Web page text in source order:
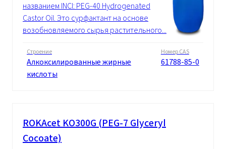
названием INCI: PEG-40 Hydrogenated
Castor Oil. Это сурфактант на основе
возобновляемого сырья растительного...
Строение
Алкоксилированные жирные
кислоты
Номер CAS
61788-85-0
ROKAcet KO300G (PEG-7 Glyceryl
Cocoate)